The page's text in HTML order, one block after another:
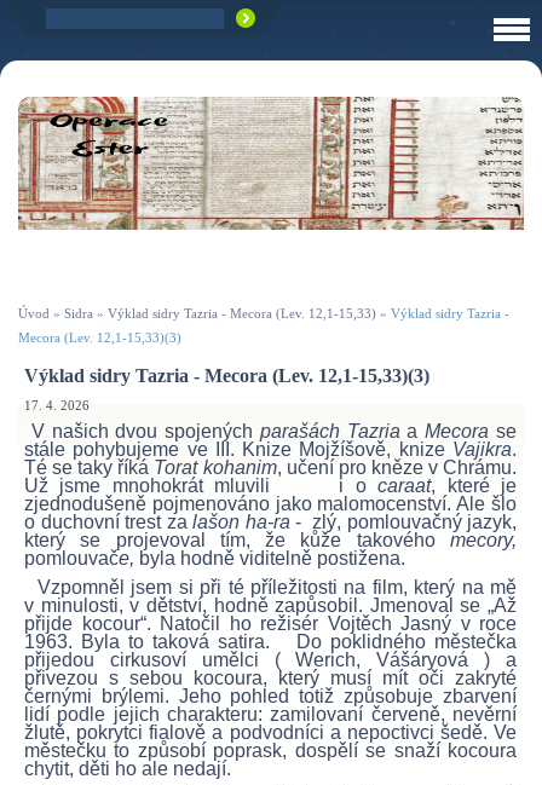
Úvod » Sidra » Výklad sidry Tazria - Mecora (Lev. 12,1-15,33) » Výklad sidry Tazria -
Mecora (Lev. 12,1-15,33)(3)
Výklad sidry Tazria - Mecora (Lev. 12,1-15,33)(3)
17. 4. 2026
V našich dvou spojených parašách Tazria a Mecora se
stále pohybujeme ve III. Knize Mojžíšově, knizeVajikra.
Té se taky říká Torat kohanim, učení pro kněze v Chrámu.
Už jsme mnohokrát mluvili i ocaraat, které je
zjednodušeně pojmenováno jako malomocenství. Ale šlo
o duchovní trest za lašon ha-ra - zlý, pomlouvačný jazyk,
který se projevoval tím, že kůže takového mecory,
pomlouvače, byla hodně viditelně postižena.
Vzpomněl jsem si při té příležitosti na film, který na mě
v minulosti, v dětství, hodně zapůsobil. Jmenoval se „Až
přijde kocour“. Natočil ho režisér Vojtěch Jasný v roce
1963. Byla to taková satira. Do poklidného městečka
přijedou cirkusoví umělci ( Werich, Vášáryová ) a
přivezou s sebou kocoura, který musí mít oči zakryté
černými brýlemi. Jeho pohled totiž způsobuje zbarvení
lidí podle jejich charakteru: zamilovaní červeně, nevěrní
žlutě, pokrytci fialově a podvodníci a nepoctivci šedě. Ve
městečku to způsobí poprask, dospělí se snaží kocoura
chytit, děti ho ale nedají.